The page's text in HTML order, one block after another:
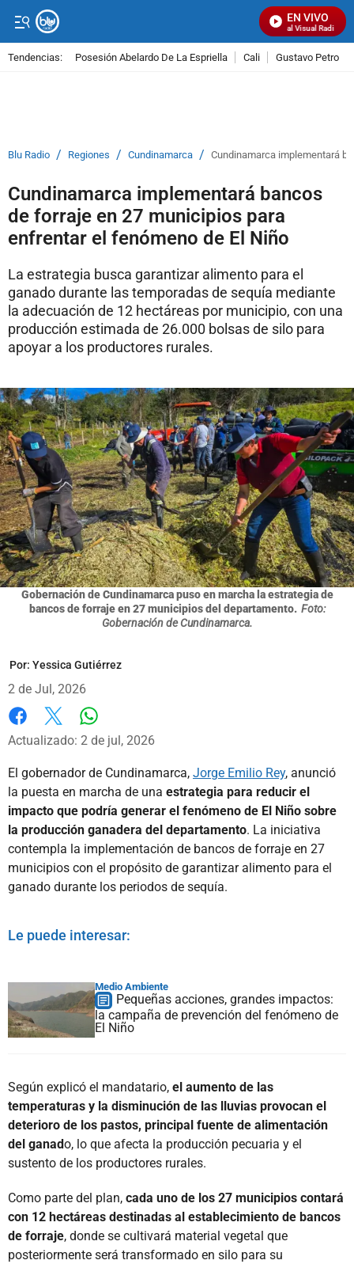
EN VIVO
Señal Visual Radio
Tendencias: Posesión Abelardo De La Espriella Cali Gustavo Petro
Blu Radio / Regiones / Cundinamarca / Cundinamarca implementará
Cundinamarca implementará bancos
de forraje en 27 municipios para
enfrentar el fenómeno de El Niño
La estrategia busca garantizar alimento para el
ganado durante las temporadas de sequía mediante
la adecuación de 12 hectáreas por municipio, con una
producción estimada de 26.000 bolsas de silo para
apoyar a los productores rurales.
Gobernación de Cundinamarca puso en marcha la estrategia de
bancos de forraje en 27 municipios del departamento. Foto:
Gobernación de Cundinamarca.
Por: Yessica Gutiérrez
2 de Jul, 2026
Facebook
X
Actualizado: 2 de jul, 2026
El gobernador de Cundinamarca, Jorge Emilio Rey, anunció
la puesta en marcha de una estrategia para reducir el
impacto que podría generar el fenómeno de El Niño sobre
la producción ganadera del departamento. La iniciativa
contempla la implementación de bancos de forraje en 27
municipios con el propósito de garantizar alimento para el
ganado durante los periodos de sequía.
Le puede interesar:
Medio Ambiente
Pequeñas acciones, grandes impactos:
la campaña de prevención del fenómeno de
El Niño
Según explicó el mandatario, el aumento de las
temperaturas y la disminución de las lluvias provocan el
deterioro de los pastos, principal fuente de alimentación
del ganado, lo que afecta la producción pecuaria y el
sustento de los productores rurales.
Como parte del plan, cada uno de los 27 municipios contará
con 12 hectáreas destinadas al establecimiento de bancos
de forraje, donde se cultivará material vegetal que
posteriormente será transformado en silo para su